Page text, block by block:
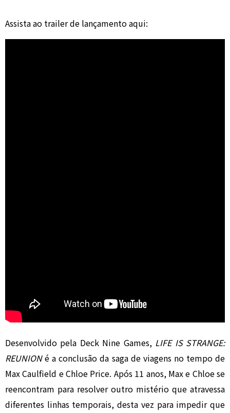
Assista ao trailer de lançamento aqui:
Desenvolvido pela Deck Nine Games,LIFE IS STRANGE:
REUNIONé a conclusão da saga de viagens no tempo de
Max Caulfield e Chloe Price. Após 11 anos, Max e Chloe se
reencontram para resolver outro mistério que atravessa
diferentes linhas temporais, desta vez para impedir que